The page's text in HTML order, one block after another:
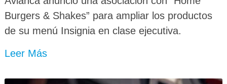
Burgers & Shakes” para ampliar los productos
de su menú Insignia en clase ejecutiva.
Leer Más